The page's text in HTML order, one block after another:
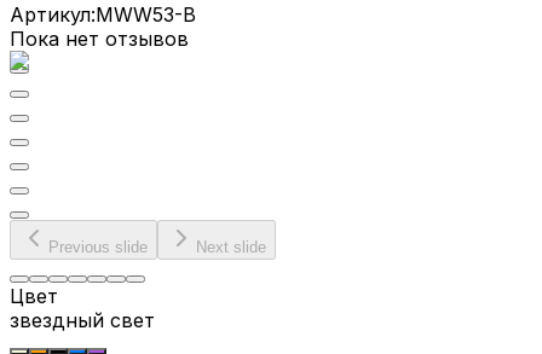
Артикул:MWW53-B
Пока нет отзывов
Previous slide Next slide
Цвет
звездный свет